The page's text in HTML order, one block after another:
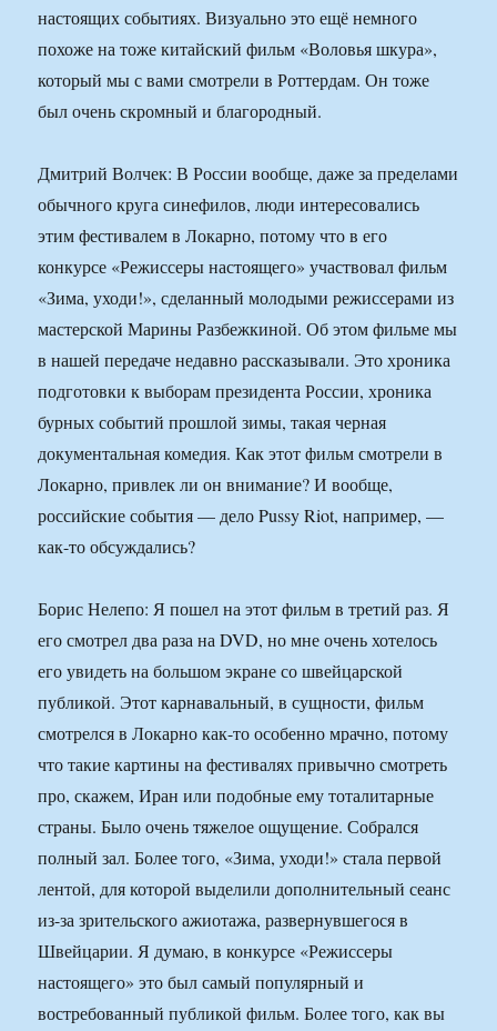
настоящих событиях. Визуально это ещё немного
похоже на тоже китайский фильм «Воловья шкура»,
который мы с вами смотрели в Роттердам. Он тоже
был очень скромный и благородный.
Дмитрий Волчек: В России вообще, даже за пределами
обычного круга синефилов, люди интересовались
этим фестивалем в Локарно, потому что в его
конкурсе «Режиссеры настоящего» участвовал фильм
«Зима, уходи!», сделанный молодыми режиссерами из
мастерской Марины Разбежкиной. Об этом фильме мы
в нашей передаче недавно рассказывали. Это хроника
подготовки к выборам президента России, хроника
бурных событий прошлой зимы, такая черная
документальная комедия. Как этот фильм смотрели в
Локарно, привлек ли он внимание? И вообще,
российские события — дело Pussy Riot, например, —
как-то обсуждались?
Борис Нелепо: Я пошел на этот фильм в третий раз. Я
его смотрел два раза на DVD, но мне очень хотелось
его увидеть на большом экране со швейцарской
публикой. Этот карнавальный, в сущности, фильм
смотрелся в Локарно как-то особенно мрачно, потому
что такие картины на фестивалях привычно смотреть
про, скажем, Иран или подобные ему тоталитарные
страны. Было очень тяжелое ощущение. Собрался
полный зал. Более того, «Зима, уходи!» стала первой
лентой, для которой выделили дополнительный сеанс
из-за зрительского ажиотажа, развернувшегося в
Швейцарии. Я думаю, в конкурсе «Режиссеры
настоящего» это был самый популярный и
востребованный публикой фильм. Более того, как вы